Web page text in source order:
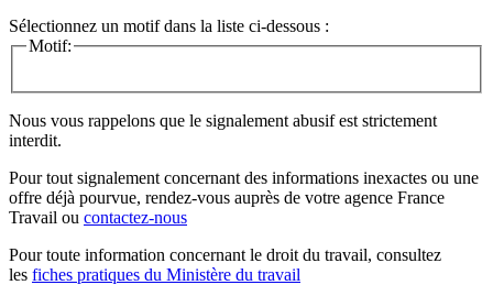
Sélectionnez un motif dans la liste ci-dessous :
Motif:
Nous vous rappelons que le signalement abusif est strictement
interdit.
Pour tout signalement concernant des informations inexactes ou une
offre déjà pourvue, rendez-vous auprès de votre agence France
Travail ou contactez-nous
Pour toute information concernant le droit du travail, consultez
les fiches pratiques du Ministère du travail